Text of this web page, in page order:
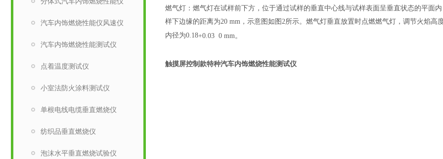
汽车内饰燃烧性能仪风速仪
汽车内饰燃烧性能测试仪
点着温度测试仪
小室法防火涂料测试仪
单根电线电缆垂直燃烧仪
纺织品垂直燃烧仪
泡沫水平垂直燃烧试验仪
燃气灯：燃气灯在试样前下方，位于通过试样的垂直中心线与试样表面呈垂直状态的平面
样下边缘的距离为20 mm，示意图如图2所示。燃气灯垂直放置时点燃燃气灯，调节火焰高
内径为0.18+0.03 0 mm。
触摸屏控制款特种汽车内饰燃烧性能测试仪